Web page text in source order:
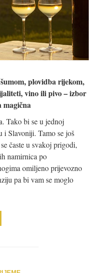
plovidba rijekom,
vino ili pivo – izbor
magična
Tako bi se u jednoj
i Slavoniji. Tamo se još
časte u svakoj prigodi,
namirnica po
omiljeno prijevozno
pa bi vam se moglo